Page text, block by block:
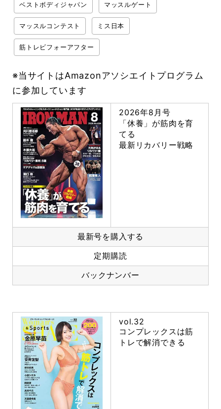
ベストボディジャパン マッスルゲート
マッスルコンテスト ミス日本
筋トレビフォーアフター
※当サイトはAmazonアソシエイトプログラム
に参加しています
2026年8月号
「休養」が筋肉を育
てる
最新リカバリー戦略
最新号を購入する
定期購読
バックナンバー
vol.32
コンプレックスは筋
トレで解消できる